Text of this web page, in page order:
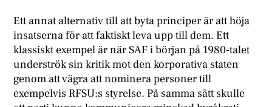
Ett annat alternativ till att byta principer är att höja
insatserna för att faktiskt leva upp till dem. Ett
klassiskt exempel är när SAF i början på 1980-talet
underströk sin kritik mot den korporativa staten
genom att vägra att nominera personer till
exempelvis RFSU:s styrelse. På samma sätt skulle